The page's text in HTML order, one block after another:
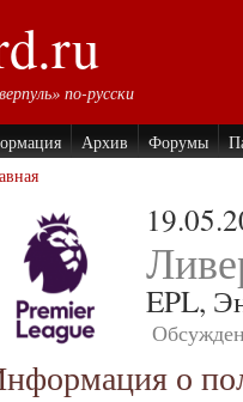
по-русски
Архив Форумы
EPL,
о